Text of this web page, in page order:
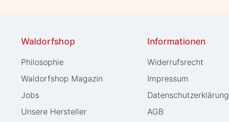
Waldorfshop
Philosophie
Waldorfshop Magazin
Jobs
Unsere Hersteller
Informationen
Widerrufs­recht
Impressum
Daten­schutz­erklärung
AGB